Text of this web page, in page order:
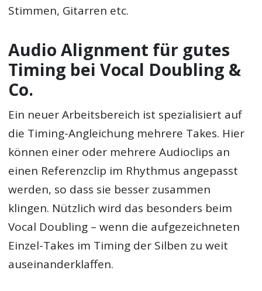
Stimmen, Gitarren etc.
Audio Alignment für gutes
Timing bei Vocal Doubling &
Co.
Ein neuer Arbeitsbereich ist spezialisiert auf
die Timing-Angleichung mehrere Takes. Hier
können einer oder mehrere Audioclips an
einen Referenzclip im Rhythmus angepasst
werden, so dass sie besser zusammen
klingen. Nützlich wird das besonders beim
Vocal Doubling – wenn die aufgezeichneten
Einzel-Takes im Timing der Silben zu weit
auseinanderklaffen.